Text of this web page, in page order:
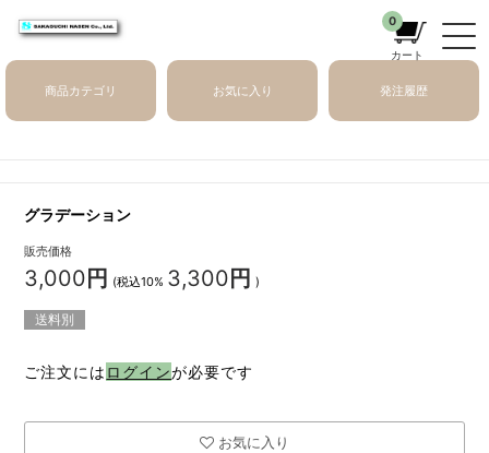
0
カート
商品カテゴリ お気に入り 発注履歴
グラデーション
販売価格
3,000 円 (税込10% 3,300 円 )
送料別
ご注文には ログインが必要です
お気に入り